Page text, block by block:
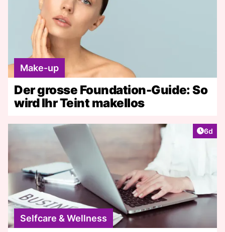
Make-up
Der grosse Foundation-Guide: So
wird Ihr Teint makellos
6d
Selfcare & Wellness